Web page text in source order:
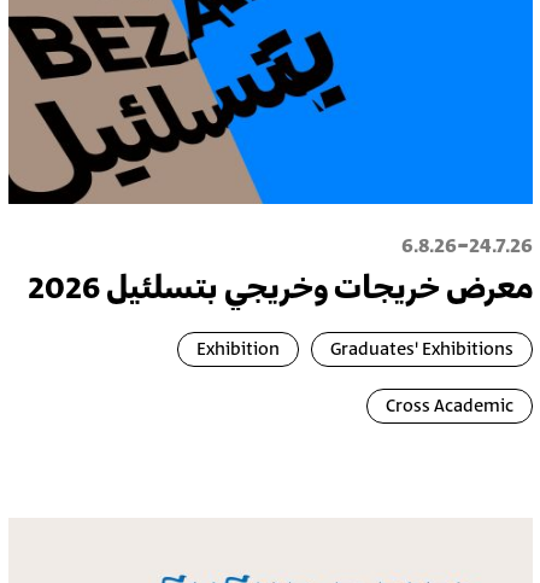
24.7.26
-
6.8.26
معرض خريجات وخريجي بتسلئيل 2026
Graduates' Exhibitions
Exhibition
Cross Academic